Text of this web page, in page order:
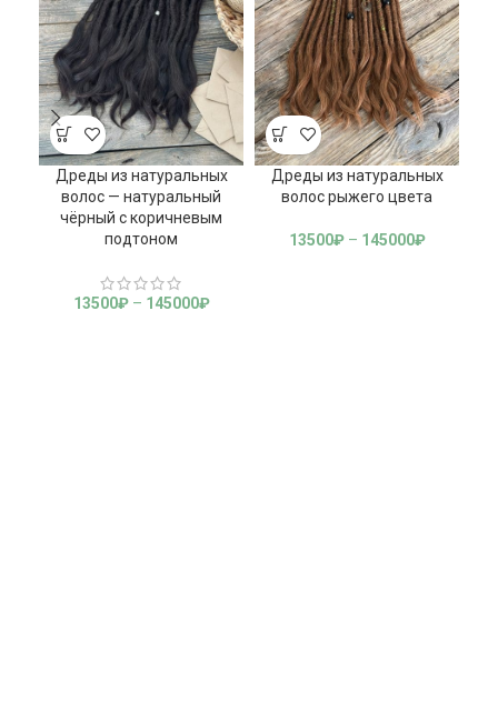
Дреды из натуральных
волос — натуральный
чёрный с коричневым
подтоном
13500₽ – 145000₽
Дреды из натуральных
волос рыжего цвета
13500₽ – 145000₽